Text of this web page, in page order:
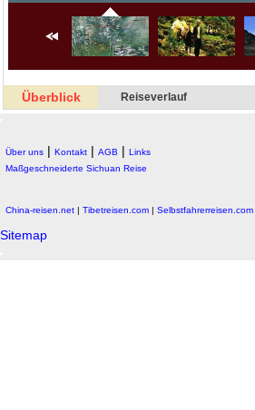
Überblick Reiseverlauf
Über uns | Kontakt | AGB | Links
Maßgeschneiderte Sichuan Reise
China-reisen.net | Tibetreisen.com | Selbstfahrerreisen.com
Sitemap